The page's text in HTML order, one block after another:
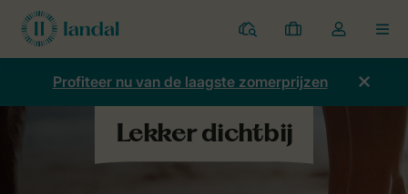
Parken
Mijn
boekingen
Open
de
dropdown
Profiteer nu van de laagste zomerprijzen